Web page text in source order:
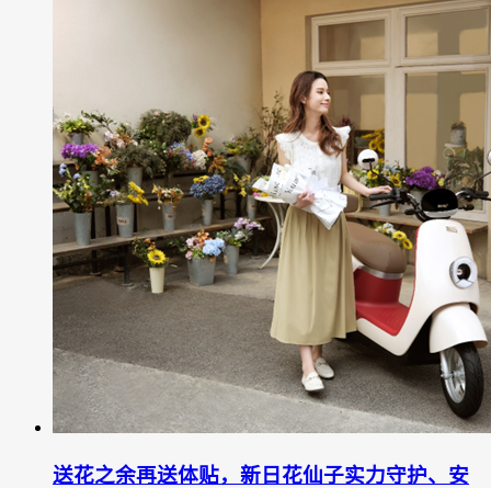
送花之余再送体贴，新日花仙子实力守护、安